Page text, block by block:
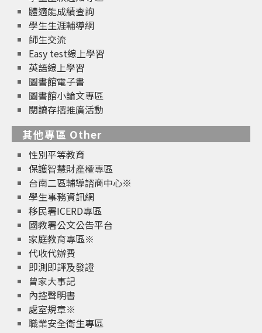
體適能成績查詢
學生生涯輔導網
師生交流
Easy test線上學習
英語線上學習
圖書館電子書
圖書館小論文專區
閱讀存摺推廣活動
其他專區 Other
性別平等教育
保護智慧財產權專區
台南二區輔導諮商中心※
學生事務資訊網
移民署ICERD專區
國教署公文公告平台
家庭教育專區※
代收代辦費
即測即評及發證
曾家大事記
內控聲明書
處室規章※
職業安全衛生專區